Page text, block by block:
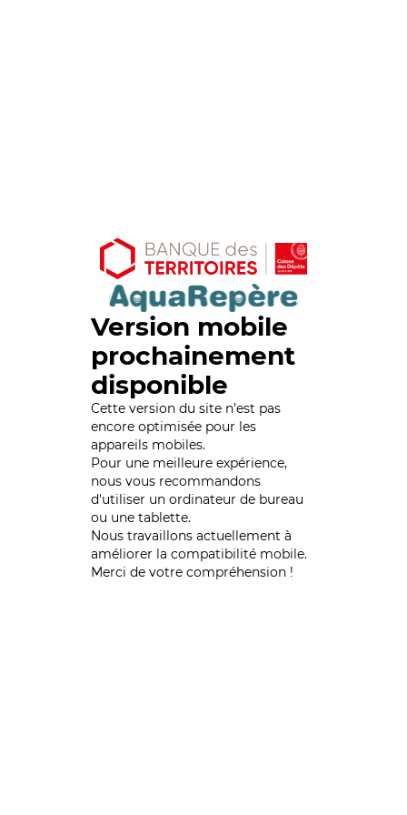
Version mobile
prochainement
disponible
Cette version du site n’est pas
encore optimisée pour les
appareils mobiles.
Pour une meilleure expérience,
nous vous recommandons
d'utiliser un ordinateur de bureau
ou une tablette.
Nous travaillons actuellement à
améliorer la compatibilité mobile.
Merci de votre compréhension !